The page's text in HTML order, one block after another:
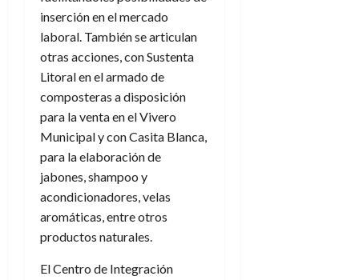
inserción en el mercado
laboral. También se articulan
otras acciones, con Sustenta
Litoral en el armado de
composteras a disposición
para la venta en el Vivero
Municipal y con Casita Blanca,
para la elaboración de
jabones, shampoo y
acondicionadores, velas
aromáticas, entre otros
productos naturales.
El Centro de Integración